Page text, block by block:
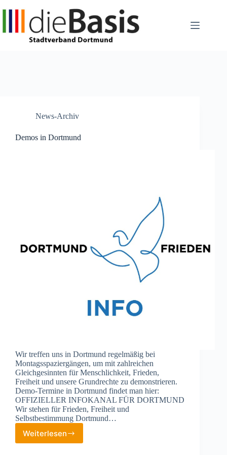
News-Archiv
Demos in Dortmund
Wir treffen uns in Dortmund regelmäßig bei
Montagsspaziergängen, um mit zahlreichen
Gleichgesinnten für Menschlichkeit, Frieden,
Freiheit und unsere Grundrechte zu demonstrieren.
Demo-Termine in Dortmund findet man hier:
OFFIZIELLER INFOKANAL FÜR DORTMUND
Wir stehen für Frieden, Freiheit und
Selbstbestimmung Dortmund…
Weiterlesen
Demos